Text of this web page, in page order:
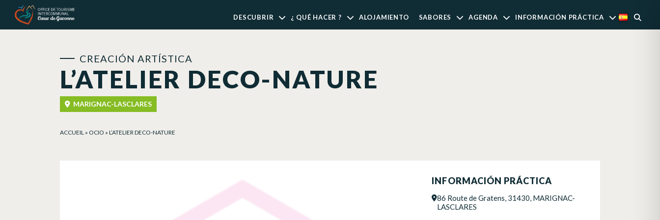
DESCUBRIR ¿ QUÉ HACER ? ALOJAMIENTO SABORES AGENDA INFORMACIÓN PRÁCTICA
L’ATELIER DECO-NATURE
CREACIÓN ARTÍSTICA
MARIGNAC-LASCLARES
ACCUEIL » OCIO » L’ATELIER DECO-NATURE
INFORMACIÓN PRÁCTICA
86 Route de Gratens, 31430, MARIGNAC-
LASCLARES
Panel de gestión de cookies